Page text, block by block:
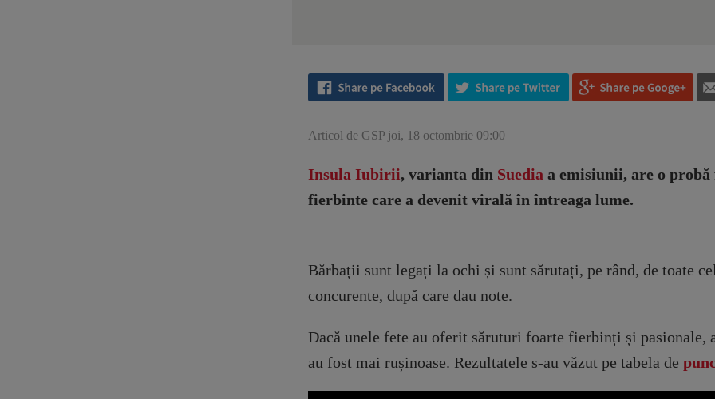
Articol de GSP joi, 18 octombrie 09:00
Insula Iubirii, varianta din Suedia a emisiunii, are o probă
fierbinte care a devenit virală în întreaga lume.
Bărbații sunt legați la ochi și sunt sărutați, pe rând, de toate
concurente, după care dau note.
Dacă unele fete au oferit săruturi foarte fierbinți și pasionale,
au fost mai rușinoase. Rezultatele s-au văzut pe tabela de